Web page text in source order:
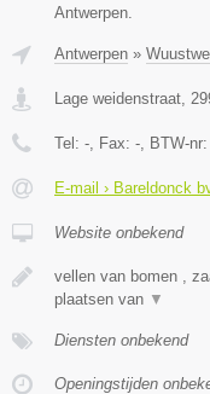
Antwerpen.
Antwerpen »
Lage weidenstraat
Tel: - , Fax: - , BTW-nr:
E-mail › Bareldonck
Website onbekend
vellen van bomen ,
plaatsen van ▼
Diensten onbekend
Openingstijden